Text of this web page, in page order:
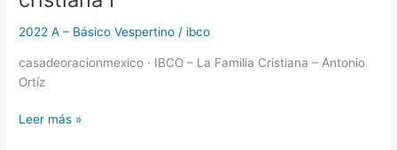
2022 A – Básico Vespertino / ibco
casadeoracionmexico · IBCO – La Familia Cristiana – Antonio
Ortíz
Leer más »